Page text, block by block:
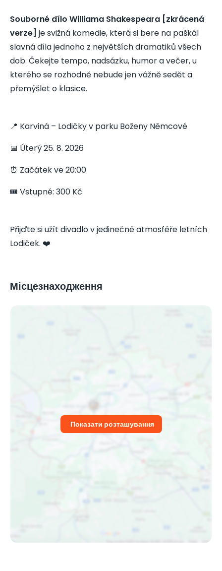
Soubor­né dílo Williama Shakespeara [zkrácená
verze] je svižná komedie, která si bere na paškál
slavná díla jednoho z největších dramatiků všech
dob. Čekejte tempo, nadsázku, humor a večer, u
kterého se rozhodně nebude jen vážně sedět a
přemýšlet o klasice.
📍 Karviná – Lodičky v parku Boženy Němcové
📅 Úterý 25. 8. 2026
⏰ Začátek ve 20:00
🎟️ Vstupné: 300 Kč
Přijďte si užít divadlo v jedinečné atmosféře letních
Lodiček. ❤️
Місцезнаходження
Показати розташування